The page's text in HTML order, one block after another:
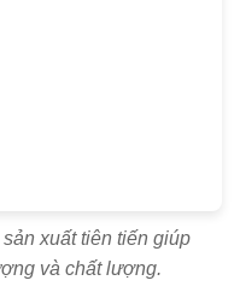
xuất tiên tiến giúp
và chất lượng.